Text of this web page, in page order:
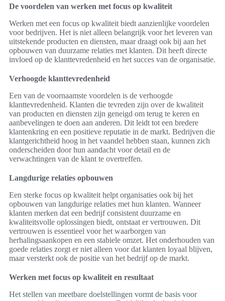
De voordelen van werken met focus op kwaliteit
Werken met een focus op kwaliteit biedt aanzienlijke voordelen
voor bedrijven. Het is niet alleen belangrijk voor het leveren van
uitstekende producten en diensten, maar draagt ook bij aan het
opbouwen van duurzame relaties met klanten. Dit heeft directe
invloed op de klanttevredenheid en het succes van de organisatie.
Verhoogde klanttevredenheid
Een van de voornaamste voordelen is de verhoogde
klanttevredenheid. Klanten die tevreden zijn over de kwaliteit
van producten en diensten zijn geneigd om terug te keren en
aanbevelingen te doen aan anderen. Dit leidt tot een bredere
klantenkring en een positieve reputatie in de markt. Bedrijven die
klantgerichtheid hoog in het vaandel hebben staan, kunnen zich
onderscheiden door hun aandacht voor detail en de
verwachtingen van de klant te overtreffen.
Langdurige relaties opbouwen
Een sterke focus op kwaliteit helpt organisaties ook bij het
opbouwen van langdurige relaties met hun klanten. Wanneer
klanten merken dat een bedrijf consistent duurzame en
kwaliteitsvolle oplossingen biedt, ontstaat er vertrouwen. Dit
vertrouwen is essentieel voor het waarborgen van
herhalingsaankopen en een stabiele omzet. Het onderhouden van
goede relaties zorgt er niet alleen voor dat klanten loyaal blijven,
maar versterkt ook de positie van het bedrijf op de markt.
Werken met focus op kwaliteit en resultaat
Het stellen van meetbare doelstellingen vormt de basis voor